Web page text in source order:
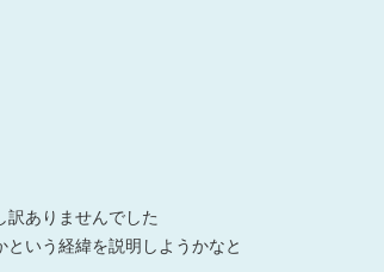
ありませんでした
いう経緯を説明しようかなと